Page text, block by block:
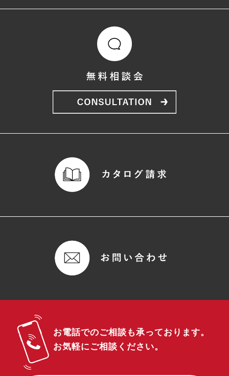
お電話でのご相談も承っております。
お気軽にご相談ください。